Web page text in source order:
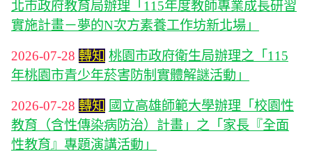
北市政府教育局辦理「115年度教師專業成長研習
實施計畫－夢的N次方素養工作坊新北場」
2026-07-28 轉知 桃園市政府衛生局辦理之「115
年桃園市青少年菸害防制實體解謎活動」
2026-07-28 轉知 國立高雄師範大學辦理「校園性
教育（含性傳染病防治）計畫」之「家長『全面
性教育』專題演講活動」